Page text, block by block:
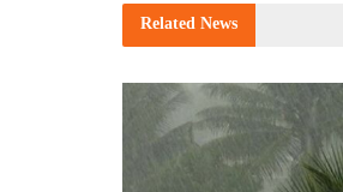
Related News